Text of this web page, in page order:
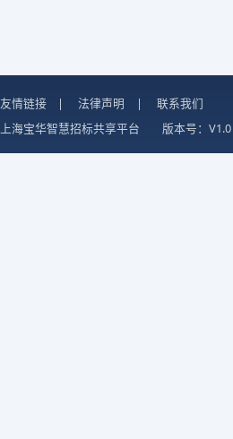
友情链接 | 法律声明 |
联系我们
上海宝华智慧招标共享平台
版本号：V1.0